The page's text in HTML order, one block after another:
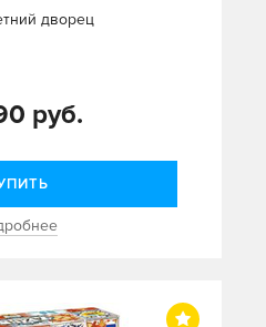
дворец
руб.